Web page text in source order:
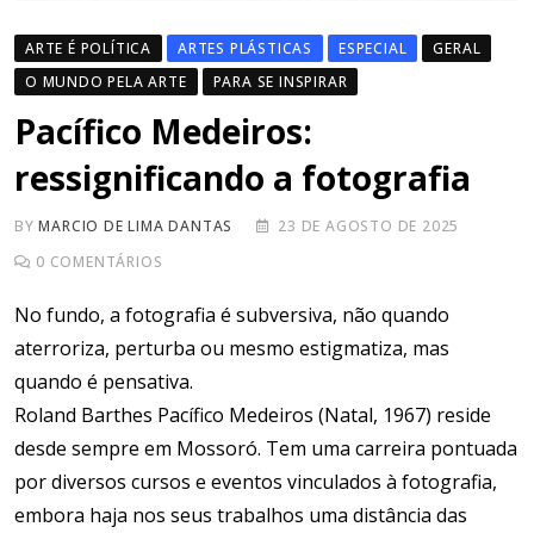
ARTE É POLÍTICA ARTES PLÁSTICAS ESPECIAL
GERAL
O MUNDO PELA ARTE
PARA SE INSPIRAR
Pacífico Medeiros:
ressignificando a fotografia
BYMARCIO DE LIMA DANTAS
23 DE AGOSTO DE 2025
0 COMENTÁRIOS
No fundo, a fotografia é subversiva, não quando
aterroriza, perturba ou mesmo estigmatiza, mas
quando é pensativa.
Roland Barthes Pacífico Medeiros (Natal, 1967) reside
desde sempre em Mossoró. Tem uma carreira pontuada
por diversos cursos e eventos vinculados à fotografia,
embora haja nos seus trabalhos uma distância das